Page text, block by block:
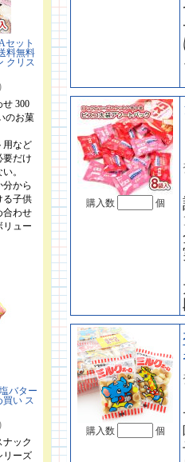
セット
料無料
クリス
300
のお菓
用など
要だけ
。
分から
る子供
合わせ
リュー
バター
買い ス
ック
リーズ
購入数 個
購入数 個